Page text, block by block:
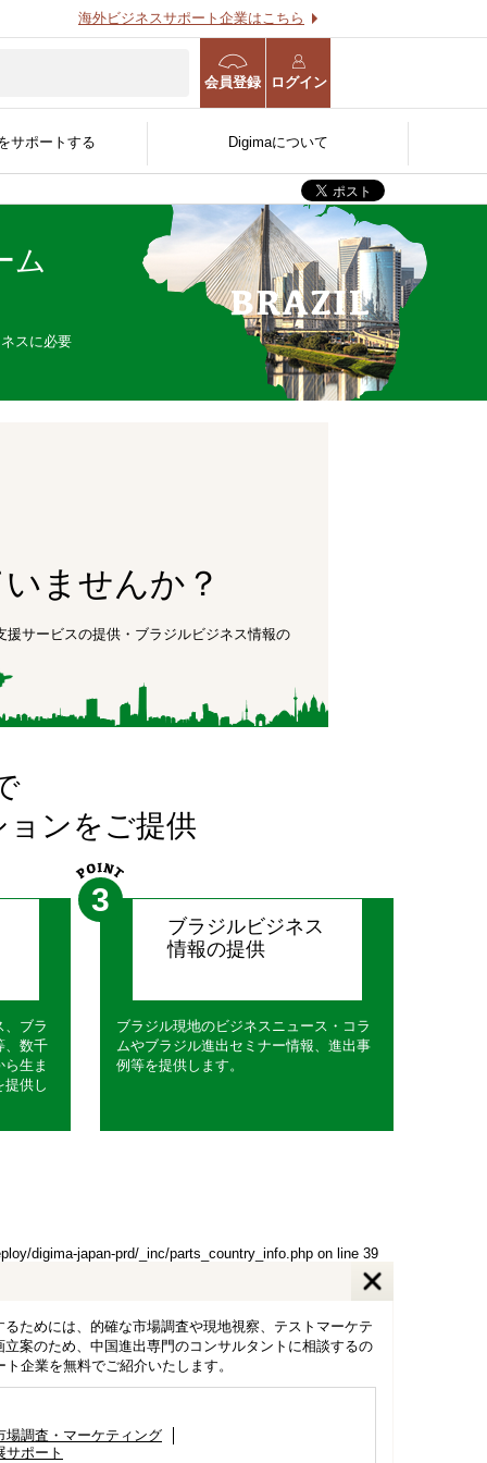
海外ビジネスサポート企業はこちら
会員登録 ログイン
海外進出WEB診断
海外事業計画策定支援サー
ビス
サポートする
官公庁/公的機関/金融機関
Digimaについて
ム
スに必要
ませんか？
サービスの提供・ブラジルビジネス情報の
ンをご提供
、ブラ
、数千
生ま
提供し
3
ブラジルビジネス
情報の提供
ブラジル現地のビジネスニュース・コラ
ムやブラジル進出セミナー情報、進出事
例等を提供します。
digima-japan-prd/_inc/parts_country_info.php on line 39
ためには、的確な市場調査や現地視察、テストマーケテ
案のため、中国進出専門のコンサルタントに相談するの
企業を無料でご紹介いたします。
場調査・マーケティング
サポート